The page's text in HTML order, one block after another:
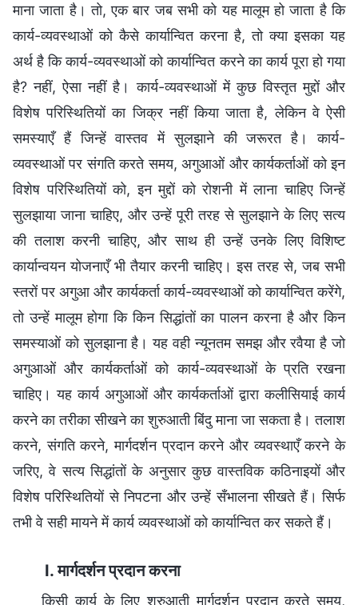
माना जाता है। तो, एक बार जब सभी को यह मालूम हो जाता है कि
कार्य-व्यवस्थाओं को कैसे कार्यान्वित करना है, तो क्या इसका यह
अर्थ है कि कार्य-व्यवस्थाओं को कार्यान्वित करने का कार्य पूरा हो गया
है? नहीं, ऐसा नहीं है। कार्य-व्यवस्थाओं में कुछ विस्तृत मुद्दों और
विशेष परिस्थितियों का जिक्र नहीं किया जाता है, लेकिन वे ऐसी
समस्याएँ हैं जिन्हें वास्तव में सुलझाने की जरूरत है। कार्य-
व्यवस्थाओं पर संगति करते समय, अगुआओं और कार्यकर्ताओं को इन
विशेष परिस्थितियों को, इन मुद्दों को रोशनी में लाना चाहिए जिन्हें
सुलझाया जाना चाहिए, और उन्हें पूरी तरह से सुलझाने के लिए सत्य
की तलाश करनी चाहिए, और साथ ही उन्हें उनके लिए विशिष्ट
कार्यान्वयन योजनाएँ भी तैयार करनी चाहिए। इस तरह से, जब सभी
स्तरों पर अगुआ और कार्यकर्ता कार्य-व्यवस्थाओं को कार्यान्वित करेंगे,
तो उन्हें मालूम होगा कि किन सिद्धांतों का पालन करना है और किन
समस्याओं को सुलझाना है। यह वही न्यूनतम समझ और रवैया है जो
अगुआओं और कार्यकर्ताओं को कार्य-व्यवस्थाओं के प्रति रखना
चाहिए। यह कार्य अगुआओं और कार्यकर्ताओं द्वारा कलीसियाई कार्य
करने का तरीका सीखने का शुरुआती बिंदु माना जा सकता है। तलाश
करने, संगति करने, मार्गदर्शन प्रदान करने और व्यवस्थाएँ करने के
जरिए, वे सत्य सिद्धांतों के अनुसार कुछ वास्तविक कठिनाइयों और
विशेष परिस्थितियों से निपटना और उन्हें सँभालना सीखते हैं। सिर्फ
तभी वे सही मायने में कार्य व्यवस्थाओं को कार्यान्वित कर सकते हैं।
I. मार्गदर्शन प्रदान करना
किसी कार्य के लिए शुरुआती मार्गदर्शन प्रदान करते समय,